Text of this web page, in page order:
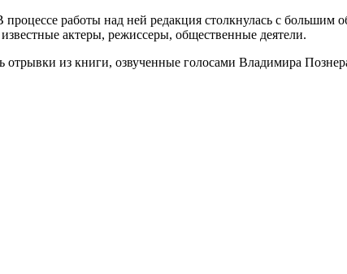
работы над ней редакция столкнулась с
актеры, режиссеры, общественные деятели.
из книги, озвученные голосами Владимира